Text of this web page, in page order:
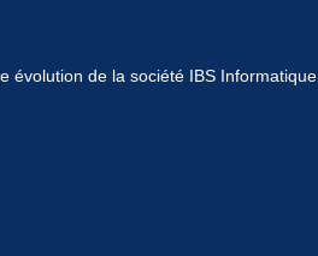
évolution de la société IBS Informatique.